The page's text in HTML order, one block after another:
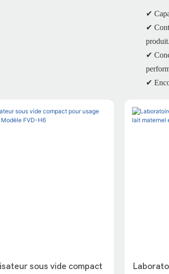
✔
✔
produit.
✔
✔
sous vide compact